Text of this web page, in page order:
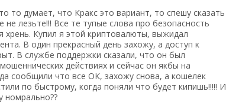
то думает, что Кракс это вариант, то спешу сказать
не лезьте!!! Все те тупые слова про безопасность
хрень. Купил я этой криптовалюты, выжидал
В один прекрасный день захожу, а доступ к
В службе поддержки сказали, что он был
действиях и сейчас он якбы на
сообщили что все ОК, захожу снова, а кошелек
по быстрому, когда поняли что будет кипишь!!!!! И
номрально??